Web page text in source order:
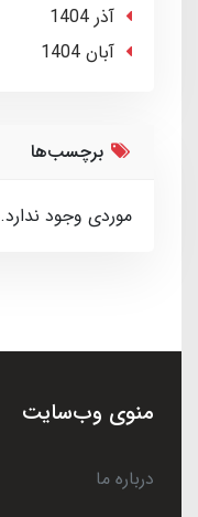
آذر 1404
آبان 1404
برچسب‌ها
موردی وجود ندارد.
منوی وب‌سایت
درباره ما